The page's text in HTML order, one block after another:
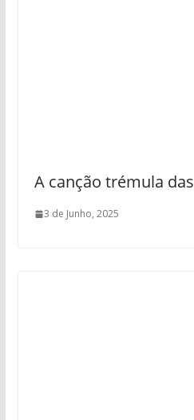
A canção trémula
3 de Junho, 2025